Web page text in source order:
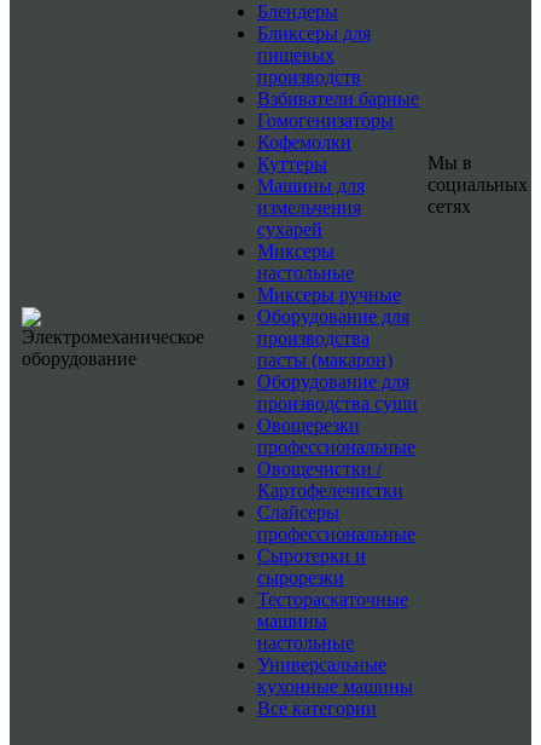
Блендеры
Бликсеры для
пищевых
производств
Взбиватели барные
Гомогенизаторы
Кофемолки
Куттеры
Машины для
измельчения
сухарей
Миксеры
настольные
Миксеры ручные
Оборудование для
производства
пасты (макарон)
Оборудование для
производства суши
Овощерезки
профессиональные
Овощечистки /
Картофелечистки
Слайсеры
профессиональные
Сыротерки и
сырорезки
Тестораскаточные
машины
настольные
Универсальные
кухонные машины
Все категории
Мы в
социальных
сетях